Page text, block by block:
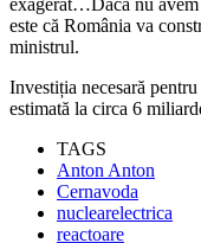
exagerat…Dacă nu
este că România va
ministrul.
Investiția necesară
estimată la circa 6
TAGS
Anton Anton
Cernavoda
nuclearelectrica
reactoare